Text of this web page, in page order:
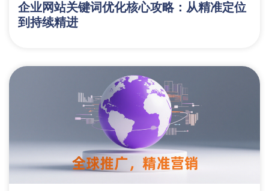
企业网站关键词优化核心攻略：从精准定位
到持续精进